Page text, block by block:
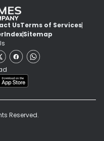
UsTerms of Services
IndexSitemap
Reserved.